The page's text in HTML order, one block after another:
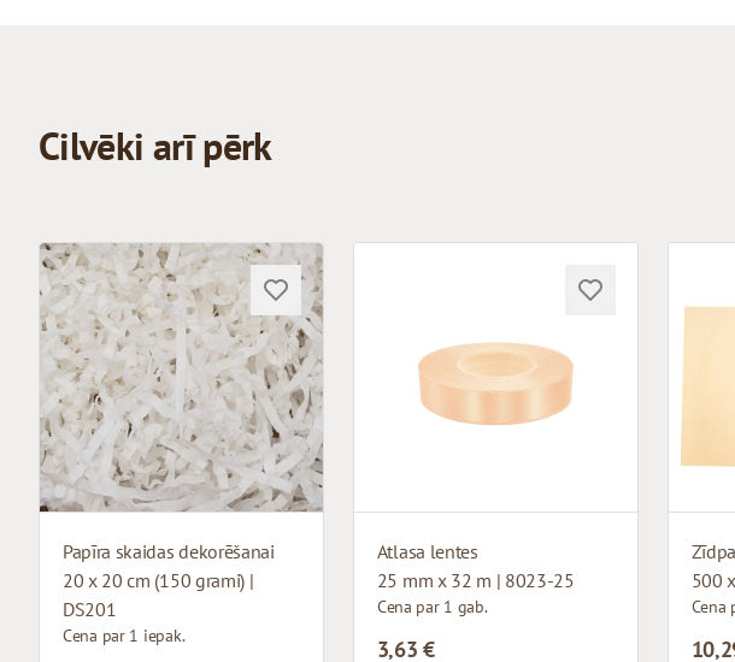
Cilvēki arī pērk
Papīra skaidas dekorēšanai
20 x 20 cm (150 grami) |
DS201
Cena par 1 iepak.
Atlasa lentes
25 mm x 32 m | 8023-25
Cena par 1 gab.
3,63 €
500
Cena